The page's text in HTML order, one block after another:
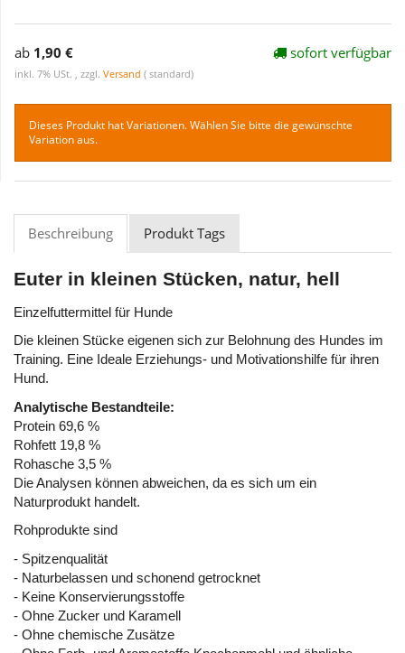
ab 1,90 €
inkl. 7% USt. , zzgl. Versand ( standard)
sofort verfügbar
Dieses Produkt hat Variationen. Wählen Sie bitte die gewünschte
Variation aus.
Beschreibung Produkt Tags
Euter in kleinen Stücken, natur, hell
Einzelfuttermittel für Hunde
Die kleinen Stücke eigenen sich zur Belohnung des Hundes im
Training. Eine Ideale Erziehungs- und Motivationshilfe für ihren
Hund.
Analytische Bestandteile:
Protein 69,6 %
Rohfett 19,8 %
Rohasche 3,5 %
Die Analysen können abweichen, da es sich um ein
Naturprodukt handelt.
Rohprodukte sind
- Spitzenqualität
- Naturbelassen und schonend getrocknet
- Keine Konservierungsstoffe
- Ohne Zucker und Karamell
- Ohne chemische Zusätze